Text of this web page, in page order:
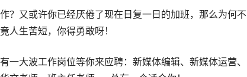
？又或许你已经厌倦了现在日复一日的加班，那么为何不
人生苦短，你得勇敢呀！
一大波工作岗位等你来应聘：新媒体编辑、新媒体运营、